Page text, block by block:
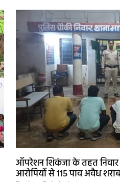
ऑपरेशन शिकंजा के तहत निवार
आरोपियों से 115 पाव अवैध